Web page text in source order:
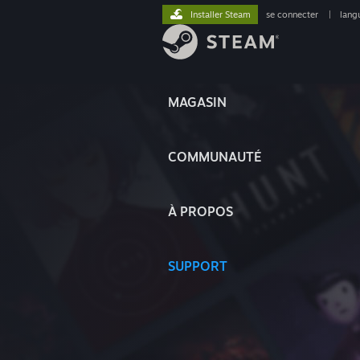
MAGASIN
COMMUNAUTÉ
À PROPOS
SUPPORT
Installer Steam se connecter